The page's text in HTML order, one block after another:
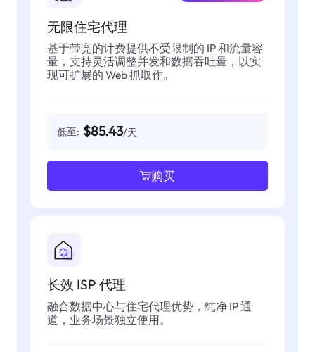
无限住宅代理
基于带宽的计费提供不受限制的 IP 和流量容
量，支持灵活调整并发和数据吞吐量，以实
现可扩展的 Web 抓取作。
低至: $85.43/天
购买
长效 ISP 代理
融合数据中心与住宅代理优势，纯净 IP 通
道，业务场景独立使用。